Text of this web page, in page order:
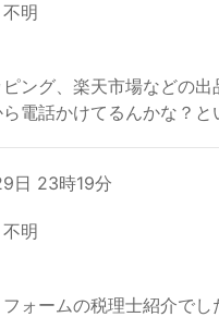
明
ング、楽天市場などの出
電話かけてるんかな？と
日 23時19分
明
ォームの税理士紹介でし